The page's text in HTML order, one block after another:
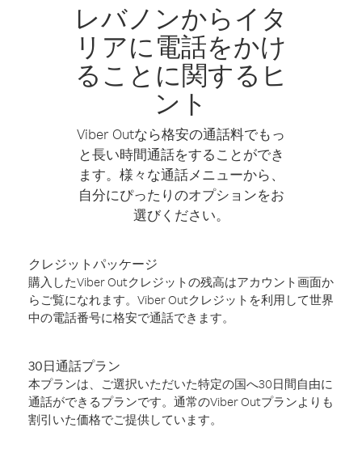
レバノンからイタ
リアに電話をかけ
ることに関するヒ
ント
Viber Outなら格安の通話料でもっ
と長い時間通話をすることができ
ます。様々な通話メニューから、
自分にぴったりのオプションをお
選びください。
クレジットパッケージ
購入したViber Outクレジットの残高はアカウント画面か
らご覧になれます。Viber Outクレジットを利用して世界
中の電話番号に格安で通話できます。
30日通話プラン
本プランは、ご選択いただいた特定の国へ30日間自由に
通話ができるプランです。通常のViber Outプランよりも
割引いた価格でご提供しています。